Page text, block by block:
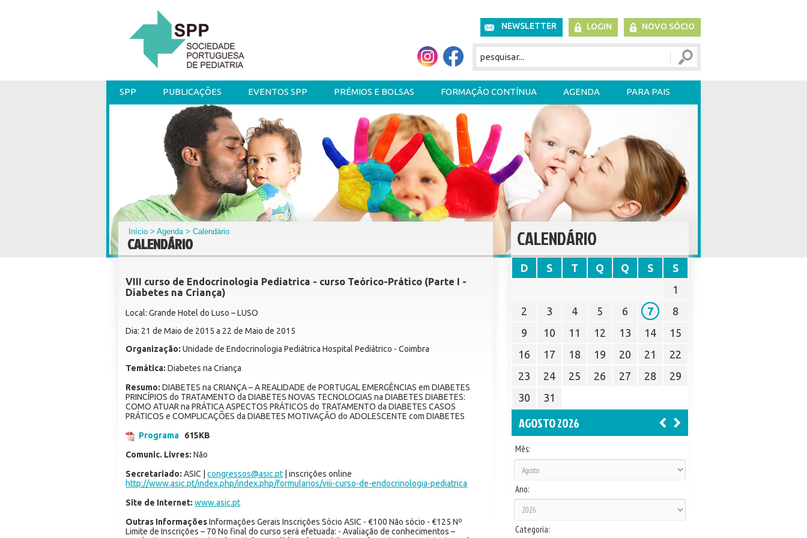
NEWSLETTER LOGIN NOVO SÓCIO
SPP PUBLICAÇÕES EVENTOS SPP PRÉMIOS E BOLSAS FORMAÇÃO CONTÍNUA AGENDA PARA PAIS
Início >Agenda> Calendário
CALENDÁRIO
VIII curso de Endocrinologia Pediatrica - curso Teórico-Prático (Parte I -
Diabetes na Criança)
Local: Grande Hotel do Luso – LUSO
Dia: 21 de Maio de 2015 a 22 de Maio de 2015
Organização:Unidade de Endocrinologia Pediátrica Hospital Pediátrico - Coimbra
Temática: Diabetes na Criança
Resumo: DIABETES na CRIANÇA – A REALIDADE de PORTUGAL EMERGÊNCIAS em DIABETES
PRINCÍPIOS do TRATAMENTO da DIABETES NOVAS TECNOLOGIAS na DIABETES DIABETES:
COMO ATUAR na PRÁTICA ASPECTOS PRÁTICOS do TRATAMENTO da DIABETES CASOS
PRÁTICOS e COMPLICAÇÕES da DIABETES MOTIVAÇÃO do ADOLESCENTE com DIABETES
Programa
615KB
Comunic. Livres: Não
Secretariado: ASIC |congressos@asic.pt | inscrições online
http://www.asic.pt/index.php/index.php/formularios/viii-curso-de-endocrinologia-pediatrica
Site de Internet: www.asic.pt
Outras InformaçõesInformações Gerais Inscrições Sócio ASIC - €100 Não sócio - €125 Nº
Limite de Inscrições – 70 No final do curso será efetuada: - Avaliação de conhecimentos –
CALENDÁRIO
D S T Q Q S
S
1
2
3 4 5 6 7
8
9
10 11 12 13 14
15
16
17 18 19 20 21
22
23
24 25 26 27 28
29
30
31
AGOSTO 2026
Mês:
Ano:
Categoria: